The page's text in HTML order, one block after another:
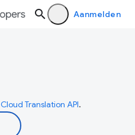
Aanmelden
Cloud Translation API.